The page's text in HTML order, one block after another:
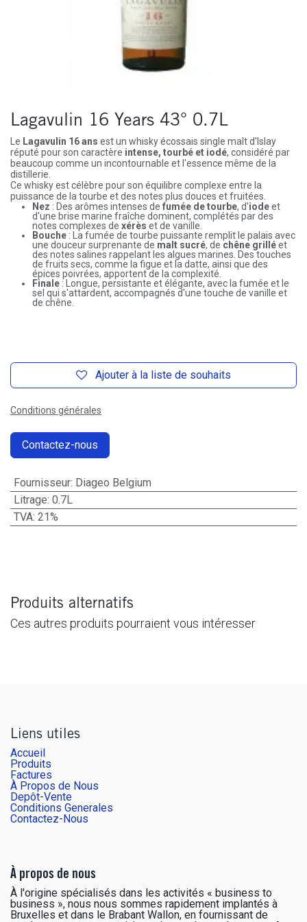
Lagavulin 16 Years 43° 0.7L
Le Lagavulin 16 ans est un whisky écossais single malt d'Islay
réputé pour son caractère intense, tourbé et iodé, considéré par
beaucoup comme un incontournable et l'essence même de la
distillerie.
Ce whisky est célèbre pour son équilibre complexe entre la
puissance de la tourbe et des notes plus douces et fruitées.
Nez : Des arômes intenses de fumée de tourbe, d'iodeet
d'une brise marine fraîche dominent, complétés par des
notes complexes de xérès et de vanille.
Bouche : La fumée de tourbe puissante remplit le palais avec
une douceur surprenante de malt sucré, de chêne grilléet
des notes salines rappelant les algues marines. Des touches
de fruits secs, comme la figue et la datte, ainsi que des
épices poivrées, apportent de la complexité.
Finale : Longue, persistante et élégante, avec la fumée et le
sel qui s'attardent, accompagnés d'une touche de vanille et
de chêne.
Ajouter à la liste de souhaits
Conditions générales
Contactez-nous
Fournisseur: Diageo Belgium
Litrage: 0.7L
TVA: 21%
Produits alternatifs
Ces autres produits pourraient vous intéresser
Liens utiles
Accueil
Produits
Factures
À Propos de Nous
Depôt-Vente
Conditions Generales
Contactez-Nous
À propos de nous
À l'origine spécialisés dans les activités « business to
business », nous nous sommes rapidement implantés à
Bruxelles et dans le Brabant Wallon, en fournissant de